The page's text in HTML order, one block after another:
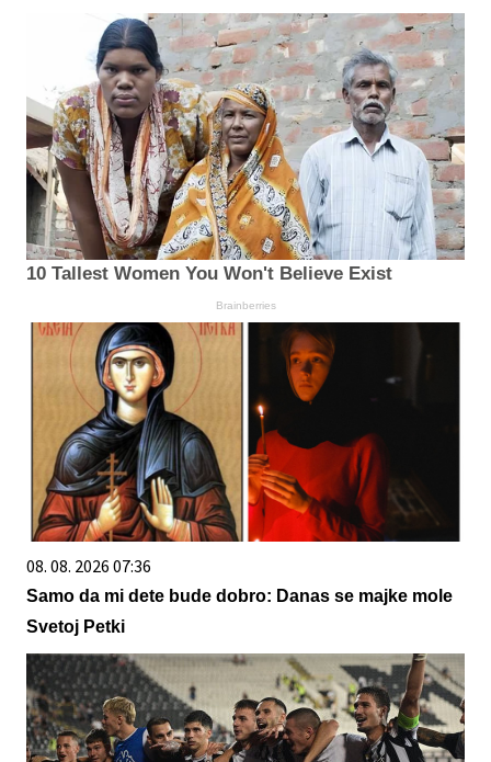
10 Tallest Women You Won't Believe Exist
Brainberries
08. 08. 2026 07:36
Samo da mi dete bude dobro: Danas se majke mole
Svetoj Petki